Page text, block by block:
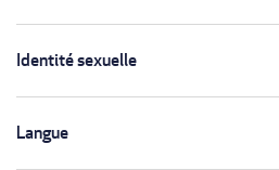
Identité sexuelle
Langue